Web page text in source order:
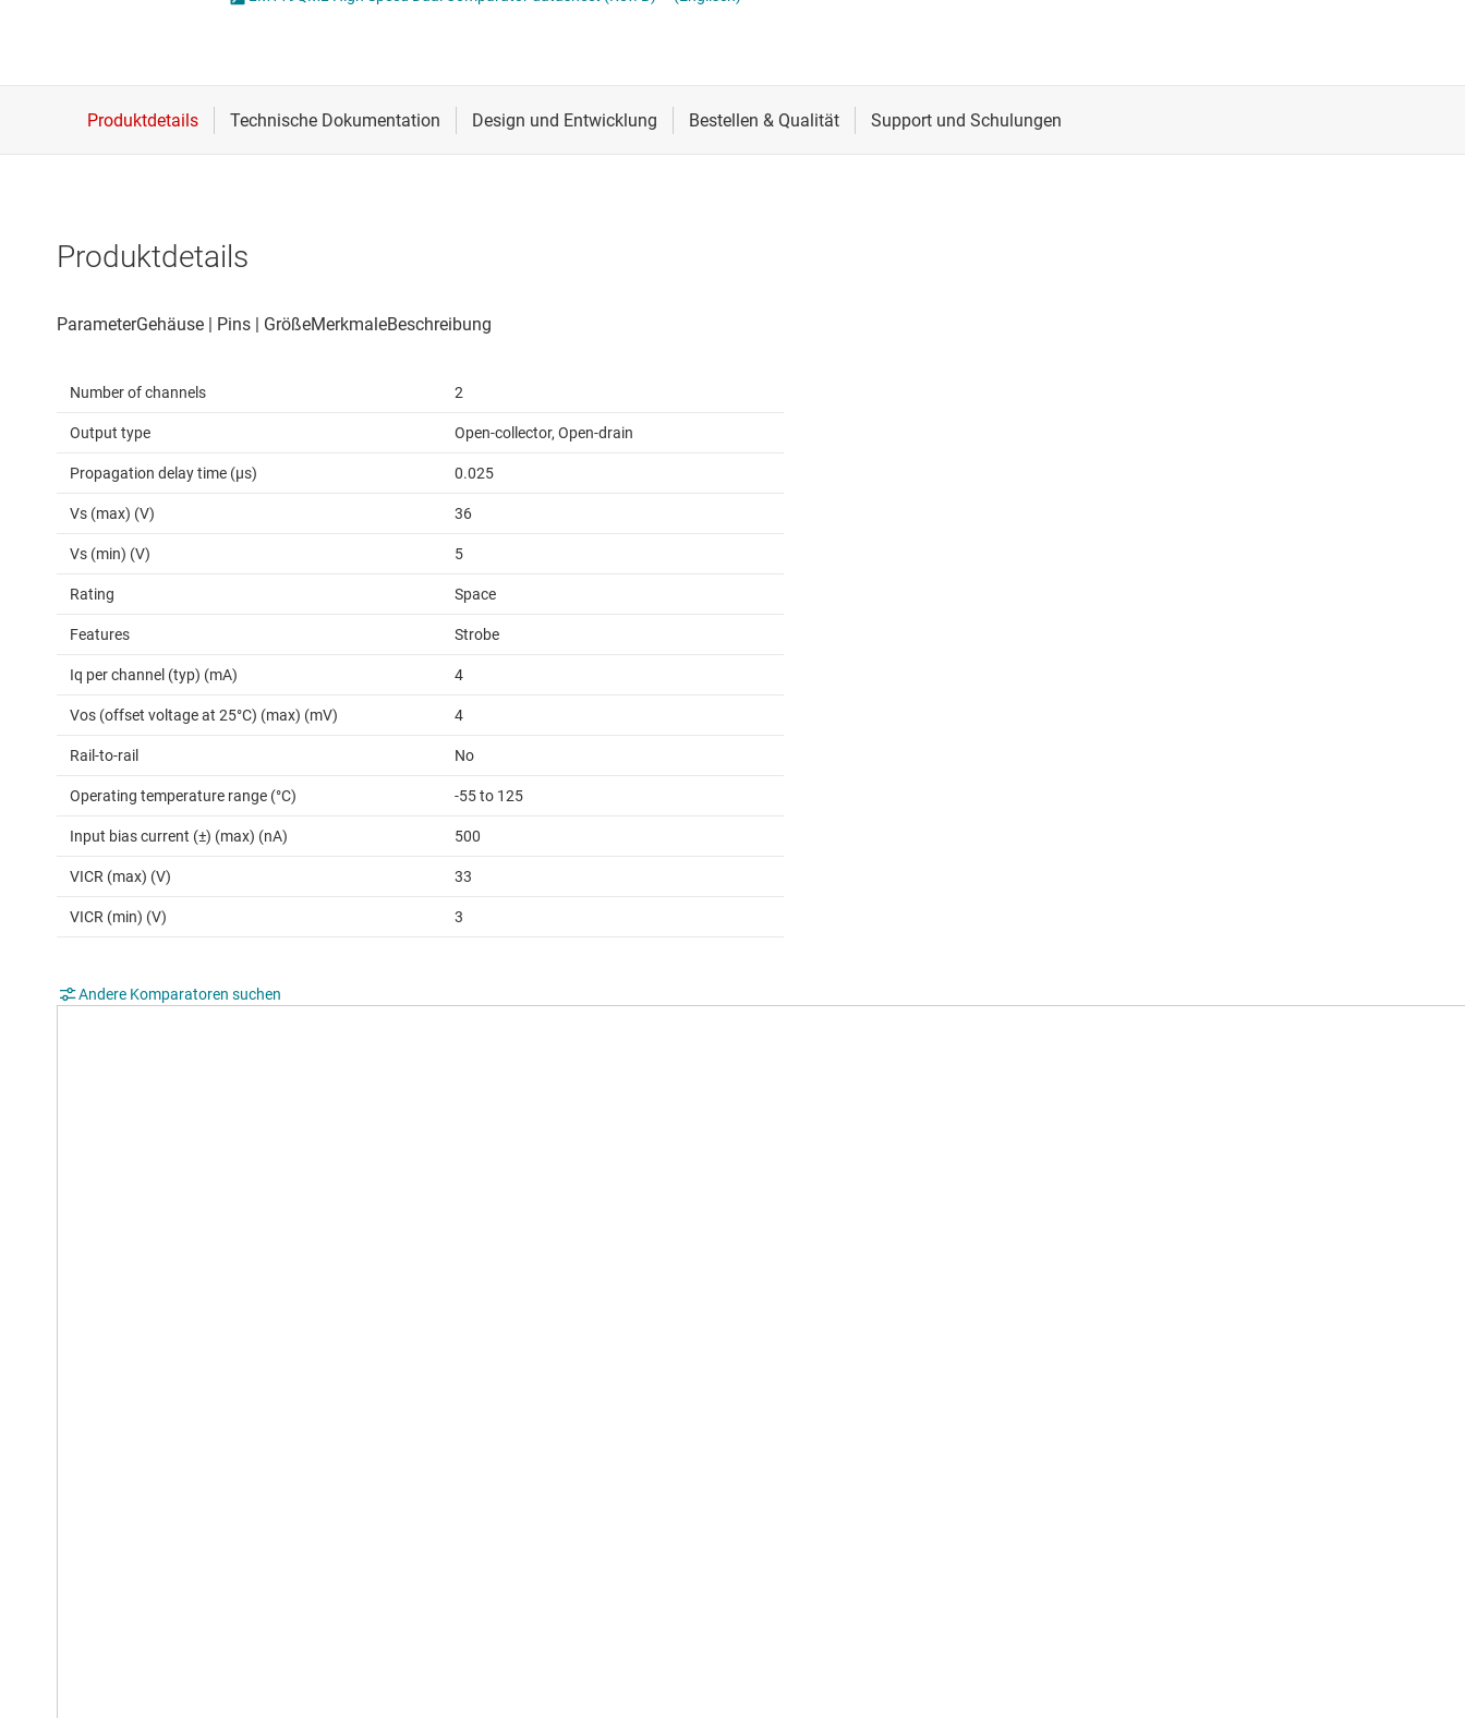
Drahtlose Konnektivität Schnittstelle
Strommessverstärker
Produktdetails
Number of channels 2
Output type Open-collector, Open-drain
Propagation delay time (µs) 0.025
Vs (max) (V) 36
Vs (min) (V) 5
Rating Space
Features Strobe
Iq per channel (typ) (mA) 4
Vos (offset voltage at 25°C) (max) (mV) 4
Rail-to-rail No
Operating temperature range (°C) -55 to 125
Input bias current (±) (max) (nA) 500
VICR (max) (V) 33
VICR (min) (V) 3
Andere Komparatoren suchen